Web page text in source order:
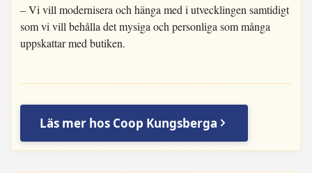
– Vi vill modernisera och hänga med i utvecklingen samtidigt
som vi vill behålla det mysiga och personliga som många
uppskattar med butiken.
Läs mer hos Coop Kungsberga